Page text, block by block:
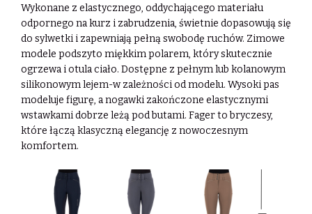
Wykonane z elastycznego, oddychającego materiału
odpornego na kurz i zabrudzenia, świetnie dopasowują się
do sylwetki i zapewniają pełną swobodę ruchów. Zimowe
modele podszyto miękkimpolarem, który skutecznie
ogrzewa i otula ciało. Dostępne z pełnym lub kolanowym
silikonowym lejem-w zależności od modelu. Wysoki pas
modeluje figurę, a nogawki zakończone elastycznymi
wstawkami dobrze leżą pod butami. Fager to bryczesy,
które łączą klasyczną elegancję z nowoczesnym
komfortem.